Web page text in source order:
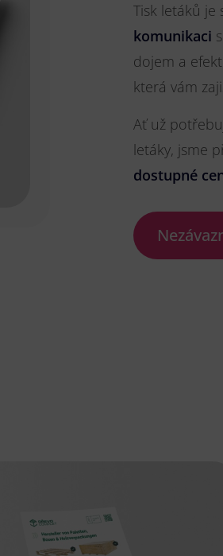
Tisk letáků je
komunikaci
dojem a
která vám
Ať už
letáky, jsme
dostupné